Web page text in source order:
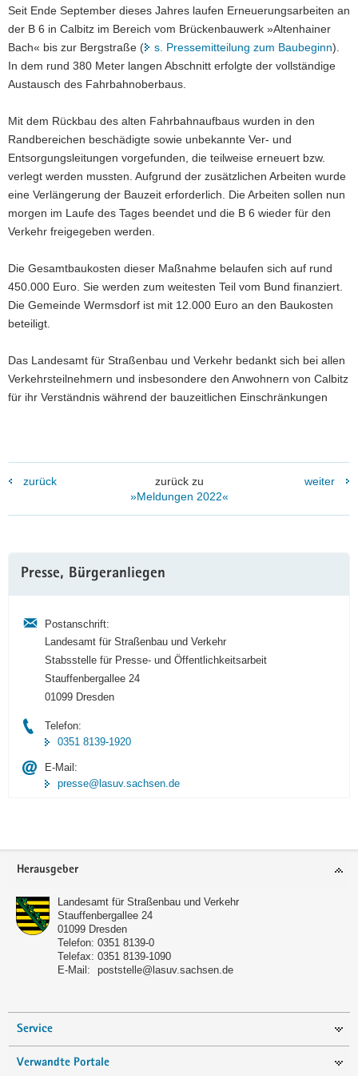
a
v
i
g
a
i
o
n
Seit Ende September dieses Jahres laufen Erneuerungsarbeiten an
der B 6 in Calbitz im Bereich vom Brückenbauwerk »Altenhainer
Bach« bis zur Bergstraße (
s. Pressemitteilung zum Baubeginn).
In dem rund 380 Meter langen Abschnitt erfolgte der vollständige
Austausch des Fahrbahnoberbaus.
Mit dem Rückbau des alten Fahrbahnaufbaus wurden in den
Randbereichen beschädigte sowie unbekannte Ver- und
Entsorgungsleitungen vorgefunden, die teilweise erneuert bzw.
verlegt werden mussten. Aufgrund der zusätzlichen Arbeiten wurde
eine Verlängerung der Bauzeit erforderlich. Die Arbeiten sollen nun
morgen im Laufe des Tages beendet und die B 6 wieder für den
Verkehr freigegeben werden.
Die Gesamtbaukosten dieser Maßnahme belaufen sich auf rund
450.000 Euro. Sie werden zum weitesten Teil vom Bund finanziert.
Die Gemeinde Wermsdorf ist mit 12.000 Euro an den Baukosten
beteiligt.
Das Landesamt für Straßenbau und Verkehr bedankt sich bei allen
Verkehrsteilnehmern und insbesondere den Anwohnern von Calbitz
für ihr Verständnis während der bauzeitlichen Einschränkungen
zurück
zurück zu
»Meldungen 2022«
weiter
Information
Presse, Bürgeranliegen
Postanschrift:
Landesamt für Straßenbau und Verkehr
Stabsstelle für Presse- und Öffentlichkeitsarbeit
Stauffenbergallee 24
01099 Dresden
Telefon:
0351 8139-1920
E-Mail:
presse@lasuv.sachsen.de
Footer-
Herausgeber
Landesamt für Straßenbau und Verkehr
Stauffenbergallee 24
01099 Dresden
Telefon: 0351 8139-0
Telefax: 0351 8139-1090
E-Mail:
poststelle@lasuv.sachsen.de
Service
Verwandte Portale